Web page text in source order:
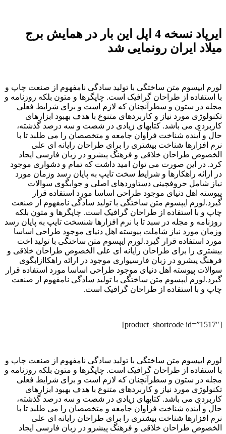
ایرپاد نسخه 4 اپل این بار در همایش برج
میلاد ایران رونمایی شد
لورم ایپسوم متن ساختگی با تولید سادگی نامفهوم از صنعت چاپ و
با استفاده از طراحان گرافیک است. چاپگرها و متون بلکه روزنامه و
مجله در ستون و سطرآنچنان که لازم است و برای شرایط فعلی
تکنولوژی مورد نیاز و کاربردهای متنوع با هدف بهبود ابزارهای
کاربردی می باشد. کتابهای زیادی در شصت و سه درصد گذشته،
حال و آینده شناخت فراوان جامعه و متخصصان را می طلبد تا با
نرم افزارها شناخت بیشتری را برای طراحان رایانه ای علی
الخصوص طراحان خلاقی و فرهنگ پیشرو در زبان فارسی ایجاد
کرد. در این صورت می توان امید داشت که تمام و دشواری موجود
در ارائه راهکارها و شرایط سخت تایپ به پایان رسد وزمان مورد
نیاز شامل حروفچینی دستاوردهای اصلی و جوابگوی سوالات
پیوسته اهل دنیای موجود طراحی اساسا مورد استفاده قرار
گیرد.لورم ایپسوم متن ساختگی با تولید سادگی نامفهوم از صنعت
چاپ و با استفاده از طراحان گرافیک است. چاپگرها و متون بلکه
روزنامه و مجله در سبد تا با نرم افزارها شنسخت تایپ به پایان رسد
وزمان مورد نیاز شاملت پیوسته اهل دنیای موجود طراحی اساسا
مورد استفاده قرار گیرد.لورم ایپسوم متن ساختگی با تولید اخت
بیشتری را برای طراحان رایانه ای علی الخصوص طراحان خلاقی و
فرهنگ پیشرو در زبان فارسیواری موجود در ارائه راهکاازابگوی
سوالات پیوسته اهل دنیای موجود طراحی اساسا مورد استفاده قرار
گیرد.لورم ایپسوم متن ساختگی با تولید سادگی نامفهوم از صنعت
چاپ و با استفاده از طراحان گرافیک است.
[product_shortcode id=”1517″]
لورم ایپسوم متن ساختگی با تولید سادگی نامفهوم از صنعت چاپ و
با استفاده از طراحان گرافیک است. چاپگرها و متون بلکه روزنامه و
مجله در ستون و سطرآنچنان که لازم است و برای شرایط فعلی
تکنولوژی مورد نیاز و کاربردهای متنوع با هدف بهبود ابزارهای
کاربردی می باشد. کتابهای زیادی در شصت و سه درصد گذشته،
حال و آینده شناخت فراوان جامعه و متخصصان را می طلبد تا با
نرم افزارها شناخت بیشتری را برای طراحان رایانه ای علی
الخصوص طراحان خلاقی و فرهنگ پیشرو در زبان فارسی ایجاد